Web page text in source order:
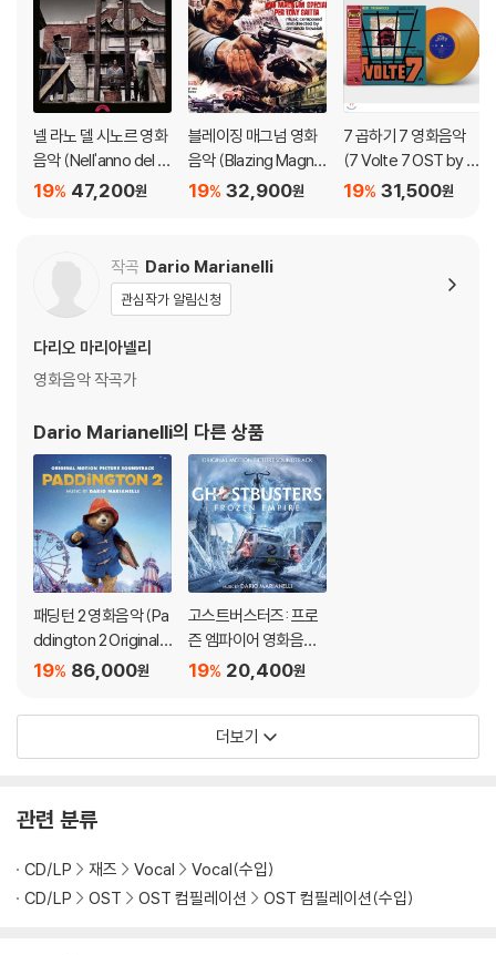
넬 라노 델 시노르 영화
음악 (Nell'anno del Si
gnore OST by Arma
47,200원
19%
블레이징 매그넘 영화
음악 (Blazing Magnu
m: Una Magnum per
32,900원
19%
7 곱하기 7 영화음악
(7 Volte 7 OST by Ar
mando Trovajoli 아
31,500원
19%
작곡 Dario Marianelli
관심작가 알림신청
다리오 마리아넬리
영화음악 작곡가
Dario Marianelli의 다른 상품
패딩턴 2 영화음악 (Pa
ddington 2 Original
Motion Picture Soun
ario Marianelli) [레드
86,000원
19%
고스트버스터즈: 프로
즌 엠파이어 영화음악
(Ghostbusters: Fro
20,400원
19%
더보기
관련 분류
CD/LP 재즈 Vocal
Vocal(수입)
CD/LP
OST OST 컴필레이션 OST 컴필레이션(수입)